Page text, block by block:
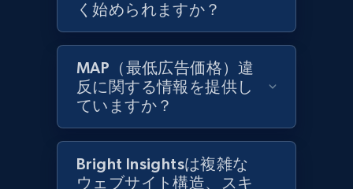
Category id, Product id, Product name, Price,
Currency, Colour code, Colour, Description, and
more.
1.2K+ 208+ 今すぐ始める
Zara - Products - discovery by category url
く始められますか？
MAP（最低広告価格）違
反に関する情報を提供し
ていますか？
Bright Insightsは複雑な
ウェブサイト構造、スキ